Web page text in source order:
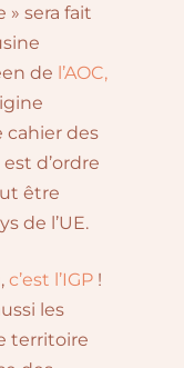
sera fait
de l’AOC,
cahier des
d’ordre
être
de l’UE.
c’est l’IGP !
les
territoire